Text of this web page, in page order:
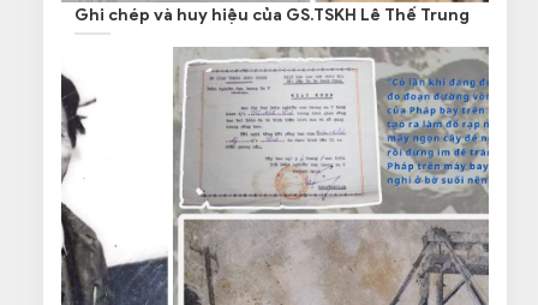
Ghi chép và huy hiệu của GS.TSKH Lê Thế Trung